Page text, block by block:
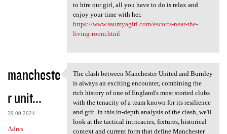
to hire our girl, all you have to do is relax and
enjoy your time with her.
https://www.saumyagiri.com/escorts-near-the-
living-room.html
mancheste
r unit...
29.09.2024
Adres
The clash between Manchester
The clash between Manchester United and Burnley
is always an exciting encounter, combining the
rich history of one of England's most storied clubs
with the tenacity of a team known for its resilience
and grit. In this in-depth analysis of the clash, we'll
look at the tactical intricacies, fixtures, historical
context and current form that define Manchester